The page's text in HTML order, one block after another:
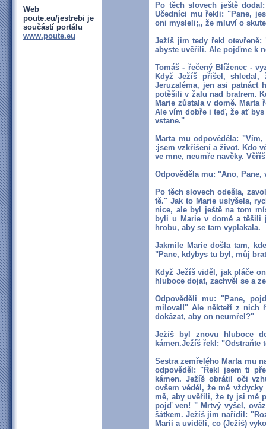
Web
poute.eu/jestrebi je
součástí portálu
www.poute.eu
Po těch slovech ještě
Učedníci mu řekli: "Pane,
oni mysleli;,, že mluví o
Ježíš jim tedy řekl
abyste uvěřili. Ale pojďme k
Tomáš - řečený Blíženec -
Když Ježíš přišel,
Jeruzaléma, jen asi patnáct
potěšili v žalu nad bratrem.
Marie zůstala v domě.
Ale vím dobře i teď, že ať
vstane."
Marta mu odpověděla:
:jsem vzkříšení a život. Kdo
ve mne, neumře navěky.
Odpověděla mu: "Ano,
Po těch slovech odešla,
tě." Jak to Marie uslyšela,
nice, ale byl ještě na tom
byli u Marie v domě a
hrobu, aby se tam vyplakala.
Jakmile Marie došla tam,
"Pane, kdybys tu byl, můj
Když Ježíš viděl, jak pláče
hluboce dojat, zachvěl se a
Odpověděli mu: "Pane,
miloval!" Ale někteří z nich
dokázat, aby on neumřel?"
Ježíš byl znovu hluboce
kámen.Ježíš řekl: "Odstraňte
Sestra zemřelého Marta mu
odpověděl: "Řekl jsem ti
kámen. Ježíš obrátil oči
ovšem věděl, že mě
mě, aby uvěřili, že ty jsi mě
pojď ven! " Mrtvý vyšel,
šátkem. Ježíš jim nařídil:
Marii a uviděli, co (Ježíš)